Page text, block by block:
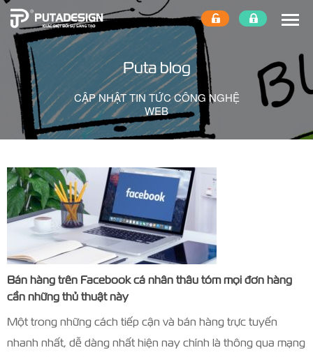
Puta blog
CẬP NHẬT TIN TỨC CÔNG NGHỆ
WEB
Bán hàng trên Facebook cá nhân thâu tóm mọi đơn hàng
cần những thủ thuật này
Một trong những cách tiếp cận và bán hàng trực tuyến
nhanh nhất, dễ dàng nhất hiện nay chính là thông qua mạng